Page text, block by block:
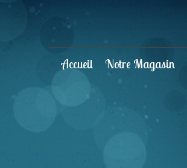
Accueil Notre Magasin